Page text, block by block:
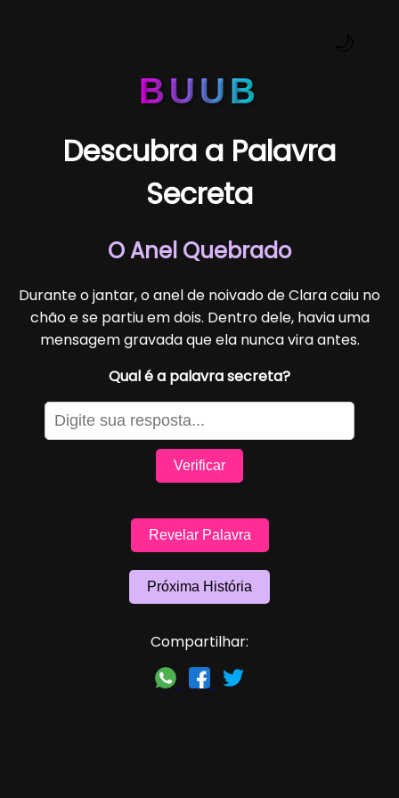
BUUB
Descubra a Palavra
Secreta
O Anel Quebrado
Durante o jantar, o anel de noivado de Clara caiu no
chão e se partiu em dois. Dentro dele, havia uma
mensagem gravada que ela nunca vira antes.
Qual é a palavra secreta?
Verificar
Revelar Palavra
Próxima História
Compartilhar: